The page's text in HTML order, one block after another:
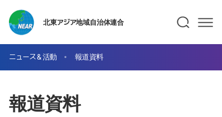
北東アジア地域自治体連合
ニュース＆活動 報道資料
報道資料